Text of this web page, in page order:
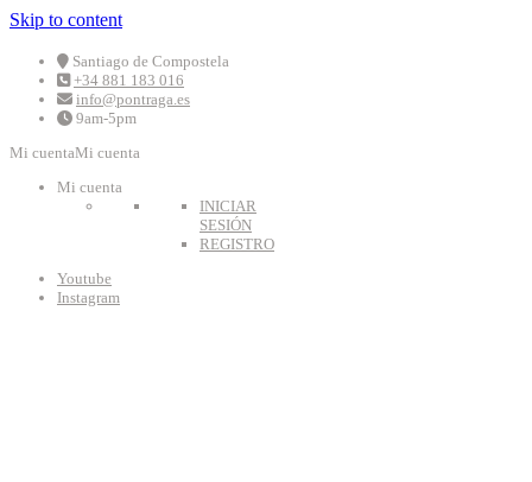
Skip to content
Santiago de Compostela
+34 881 183 016
info@pontraga.es
9am-5pm
Mi cuentaMi cuenta
Mi cuenta
INICIAR
SESIÓN
REGISTRO
Youtube
Instagram